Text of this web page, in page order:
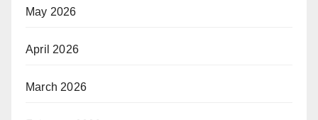
May 2026
April 2026
March 2026